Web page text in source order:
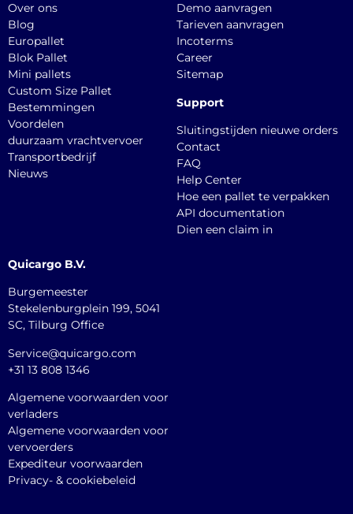
Over ons
Blog
Europallet
Blok Pallet
Mini pallets
Custom Size Pallet
Bestemmingen
Voordelen
duurzaam vrachtvervoer
Transportbedrijf
Nieuws
Demo aanvragen
Tarieven aanvragen
Incoterms
Career
Sitemap
Support
Sluitingstijden nieuwe orders
Contact
FAQ
Help Center
Hoe een pallet te verpakken
API documentation
Dien een claim in
Quicargo B.V.
Burgemeester
Stekelenburgplein 199, 5041
SC, Tilburg Office
Service@quicargo.com
+31 13 808 1346
Algemene voorwaarden voor
verladers
Algemene voorwaarden voor
vervoerders
Expediteur voorwaarden
Privacy- & cookiebeleid